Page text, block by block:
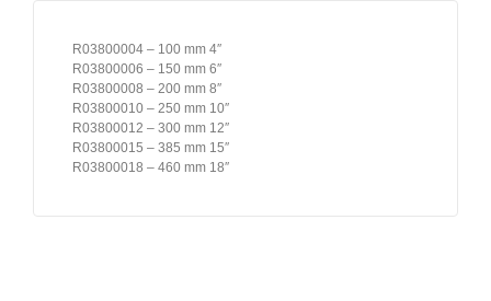
R03800004 – 100 mm 4″
R03800006 – 150 mm 6″
R03800008 – 200 mm 8″
R03800010 – 250 mm 10″
R03800012 – 300 mm 12″
R03800015 – 385 mm 15″
R03800018 – 460 mm 18″